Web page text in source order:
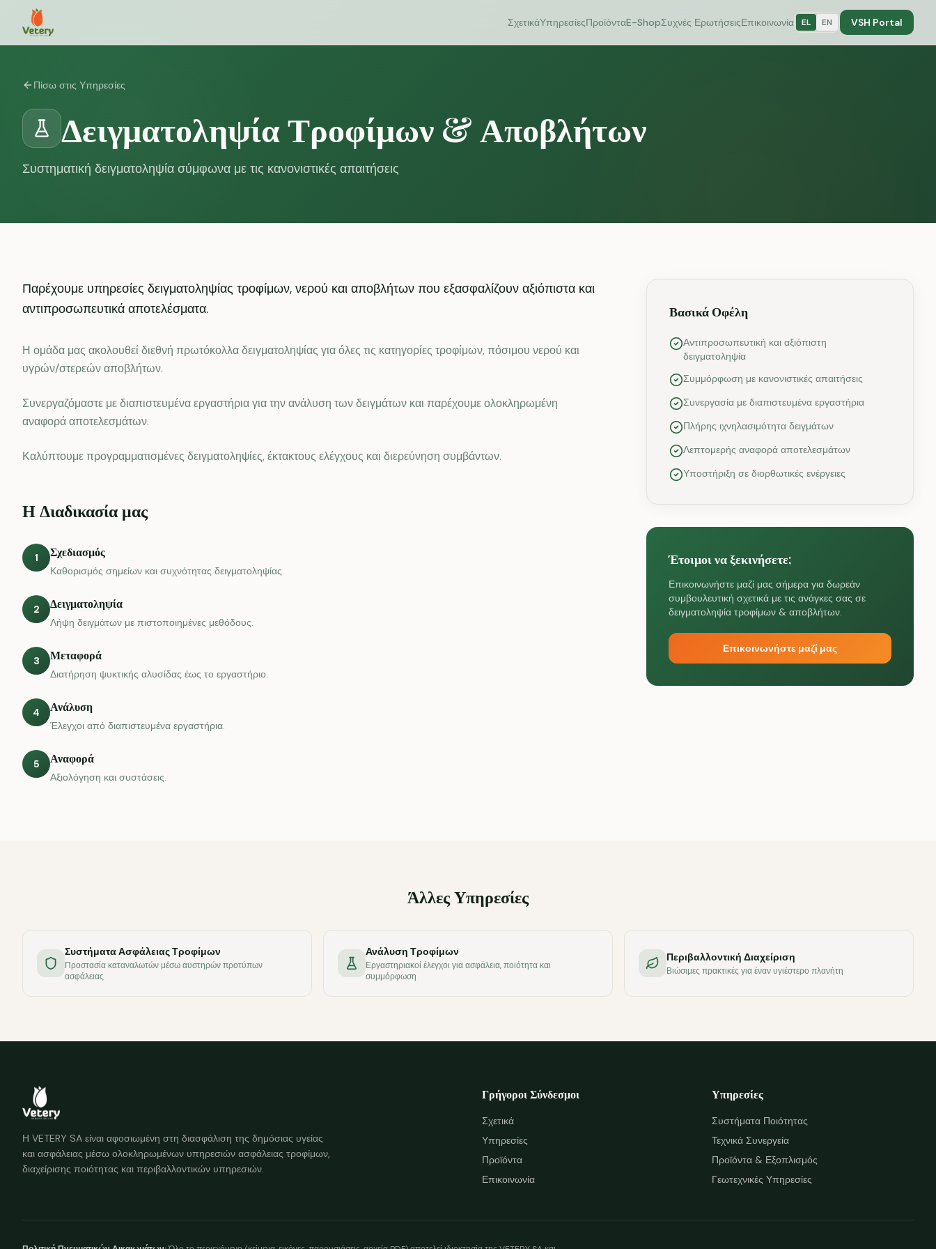
ΣχετικάΥπηρεσίεςΠροϊόνταE-ShopΣυχνές ΕρωτήσειςΕπικοινωνία EL EN VSH Portal
Πίσω στις Υπηρεσίες
Δειγματοληψία Τροφίμων & Αποβλήτων
Συστηματική δειγματοληψία σύμφωνα με τις κανονιστικές απαιτήσεις
Παρέχουμε υπηρεσίες δειγματοληψίας τροφίμων, νερού και αποβλήτων που εξασφαλίζουν αξιόπιστα και
αντιπροσωπευτικά αποτελέσματα.
Η ομάδα μας ακολουθεί διεθνή πρωτόκολλα δειγματοληψίας για όλες τις κατηγορίες τροφίμων, πόσιμου νερού και
υγρών/στερεών αποβλήτων.
Συνεργαζόμαστε με διαπιστευμένα εργαστήρια για την ανάλυση των δειγμάτων και παρέχουμε ολοκληρωμένη
αναφορά αποτελεσμάτων.
Καλύπτουμε προγραμματισμένες δειγματοληψίες, έκτακτους ελέγχους και διερεύνηση συμβάντων.
Η Διαδικασία μας
1 Σχεδιασμός
Καθορισμός σημείων και συχνότητας δειγματοληψίας.
2 Δειγματοληψία
Λήψη δειγμάτων με πιστοποιημένες μεθόδους.
3 Μεταφορά
Διατήρηση ψυκτικής αλυσίδας έως το εργαστήριο.
4 Ανάλυση
Έλεγχοι από διαπιστευμένα εργαστήρια.
5 Αναφορά
Αξιολόγηση και συστάσεις.
Βασικά Οφέλη
Αντιπροσωπευτική και αξιόπιστη
δειγματοληψία
Συμμόρφωση με κανονιστικές απαιτήσεις
Συνεργασία με διαπιστευμένα εργαστήρια
Πλήρης ιχνηλασιμότητα δειγμάτων
Λεπτομερής αναφορά αποτελεσμάτων
Υποστήριξη σε διορθωτικές ενέργειες
Έτοιμοι να ξεκινήσετε;
Επικοινωνήστε μαζί μας σήμερα για δωρεάν
συμβουλευτική σχετικά με τις ανάγκες σας σε
δειγματοληψία τροφίμων & αποβλήτων.
Επικοινωνήστε μαζί μας
Άλλες Υπηρεσίες
Συστήματα Ασφάλειας Τροφίμων
Προστασία καταναλωτών μέσω αυστηρών προτύπων
ασφάλειας
Ανάλυση Τροφίμων
Εργαστηριακοί έλεγχοι για ασφάλεια, ποιότητα και
συμμόρφωση
Περιβαλλοντική Διαχείριση
Βιώσιμες πρακτικές για έναν υγιέστερο πλανήτη
Η VETERY SA είναι αφοσιωμένη στη διασφάλιση της δημόσιας υγείας
και ασφάλειας μέσω ολοκληρωμένων υπηρεσιών ασφάλειας τροφίμων,
διαχείρισης ποιότητας και περιβαλλοντικών υπηρεσιών.
Γρήγοροι Σύνδεσμοι
Σχετικά
Υπηρεσίες
Προϊόντα
Επικοινωνία
Υπηρεσίες
Συστήματα Ποιότητας
Τεχνικά Συνεργεία
Προϊόντα & Εξοπλισμός
Γεωτεχνικές Υπηρεσίες